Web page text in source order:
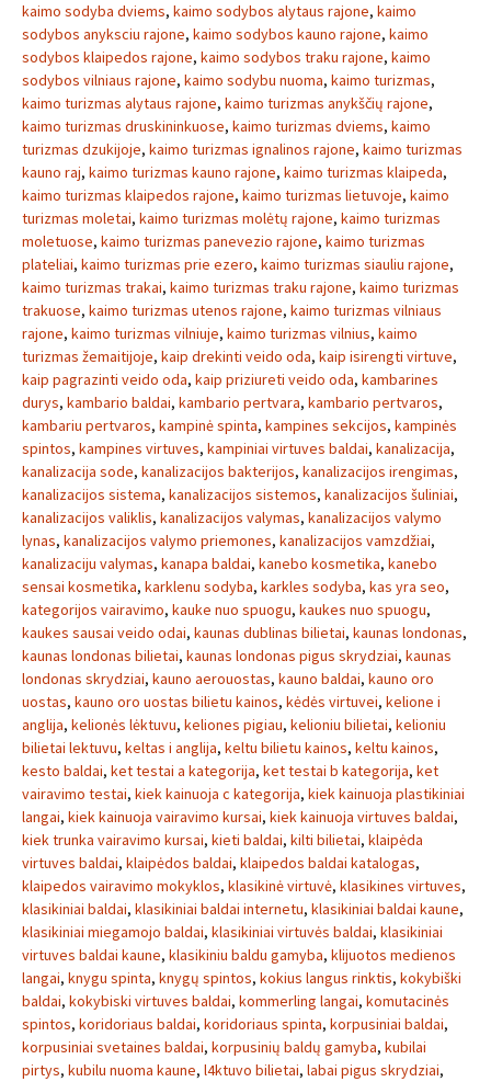
kaimo sodyba dviems, kaimo sodybos alytaus rajone, kaimo
sodybos anyksciu rajone, kaimo sodybos kauno rajone, kaimo
sodybos klaipedos rajone, kaimo sodybos traku rajone, kaimo
sodybos vilniaus rajone, kaimo sodybu nuoma, kaimo turizmas,
kaimo turizmas alytaus rajone, kaimo turizmas anykščių rajone,
kaimo turizmas druskininkuose, kaimo turizmas dviems, kaimo
turizmas dzukijoje, kaimo turizmas ignalinos rajone, kaimo turizmas
kauno raj, kaimo turizmas kauno rajone, kaimo turizmas klaipeda,
kaimo turizmas klaipedos rajone, kaimo turizmas lietuvoje, kaimo
turizmas moletai, kaimo turizmas molėtų rajone, kaimo turizmas
moletuose, kaimo turizmas panevezio rajone, kaimo turizmas
plateliai, kaimo turizmas prie ezero, kaimo turizmas siauliu rajone,
kaimo turizmas trakai, kaimo turizmas traku rajone, kaimo turizmas
trakuose, kaimo turizmas utenos rajone, kaimo turizmas vilniaus
rajone, kaimo turizmas vilniuje, kaimo turizmas vilnius, kaimo
turizmas žemaitijoje, kaip drekinti veido oda, kaip isirengti virtuve,
kaip pagrazinti veido oda, kaip priziureti veido oda, kambarines
durys, kambario baldai, kambario pertvara, kambario pertvaros,
kambariu pertvaros, kampinė spinta, kampines sekcijos, kampinės
spintos, kampines virtuves, kampiniai virtuves baldai, kanalizacija,
kanalizacija sode, kanalizacijos bakterijos, kanalizacijos irengimas,
kanalizacijos sistema, kanalizacijos sistemos, kanalizacijos šuliniai,
kanalizacijos valiklis, kanalizacijos valymas, kanalizacijos valymo
lynas, kanalizacijos valymo priemones, kanalizacijos vamzdžiai,
kanalizaciju valymas, kanapa baldai, kanebo kosmetika, kanebo
sensai kosmetika, karklenu sodyba, karkles sodyba, kas yra seo,
kategorijos vairavimo, kauke nuo spuogu, kaukes nuo spuogu,
kaukes sausai veido odai, kaunas dublinas bilietai, kaunas londonas,
kaunas londonas bilietai, kaunas londonas pigus skrydziai, kaunas
londonas skrydziai, kauno aerouostas, kauno baldai, kauno oro
uostas, kauno oro uostas bilietu kainos, kėdės virtuvei, kelione i
anglija, kelionės lėktuvu, keliones pigiau, kelioniu bilietai, kelioniu
bilietai lektuvu, keltas i anglija, keltu bilietu kainos, keltu kainos,
kesto baldai, ket testai a kategorija, ket testai b kategorija, ket
vairavimo testai, kiek kainuoja c kategorija, kiek kainuoja plastikiniai
langai, kiek kainuoja vairavimo kursai, kiek kainuoja virtuves baldai,
kiek trunka vairavimo kursai, kieti baldai, kilti bilietai, klaipėda
virtuves baldai, klaipėdos baldai, klaipedos baldai katalogas,
klaipedos vairavimo mokyklos, klasikinė virtuvė, klasikines virtuves,
klasikiniai baldai, klasikiniai baldai internetu, klasikiniai baldai kaune,
klasikiniai miegamojo baldai, klasikiniai virtuvės baldai, klasikiniai
virtuves baldai kaune, klasikiniu baldu gamyba, klijuotos medienos
langai, knygu spinta, knygų spintos, kokius langus rinktis, kokybiški
baldai, kokybiski virtuves baldai, kommerling langai, komutacinės
spintos, koridoriaus baldai, koridoriaus spinta, korpusiniai baldai,
korpusiniai svetaines baldai, korpusinių baldų gamyba, kubilai
pirtys, kubilu nuoma kaune, l4ktuvo bilietai, labai pigus skrydziai,